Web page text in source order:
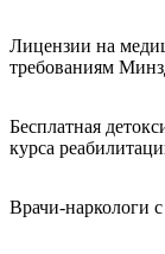
Лицензии на
требованиям
Бесплатная
курса
Врачи-наркологи